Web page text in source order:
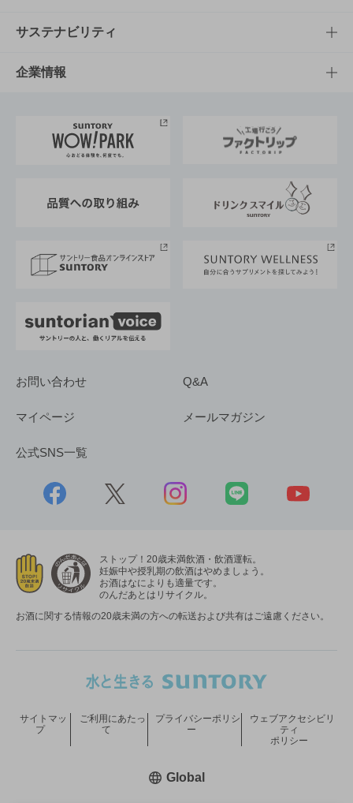
商品発売情報
栄養成分一覧
キャンペーン
工場見学
地域情報
文化・スポーツTOP
サントリーホール
サントリーサンバーズ大阪
サステナビリティ
サステナビリティTOP
サントリーが考えるサステナビリティ経営
企業情報
企業概要
採用情報
お問い合わせ Q&A
マイページ メールマガジン
公式SNS一覧
ストップ！20歳未満飲酒・飲酒運転。
妊娠中や授乳期の飲酒はやめましょう。
お酒はなによりも適量です。
のんだあとはリサイクル。
お酒に関する情報の20歳未満の方への転送および共有はご遠慮ください。
サイトマッ
プ
ご利用にあたっ
て
プライバシーポリシ
ー
ウェブアクセシビリ
ティ
ポリシー
Global新しいウィンドウで開く